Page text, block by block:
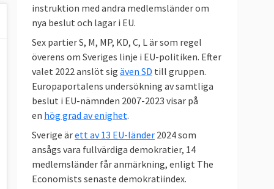
instruktion med andra medlemsländer om
nya beslut och lagar i EU.
Sex partier S, M, MP, KD, C, L är som regel
överens om Sveriges linje i EU-politiken. Efter
valet 2022 anslöt sig även SD till gruppen.
Europaportalens undersökning av samtliga
beslut i EU-nämnden 2007-2023 visar på
en hög grad av enighet.
Sverige ärett av 13 EU-länder 2024 som
ansågs vara fullvärdiga demokratier, 14
medlemsländer får anmärkning, enligt The
Economists senaste demokratiindex.